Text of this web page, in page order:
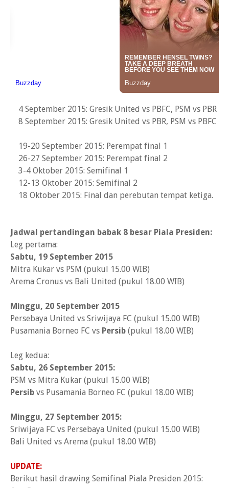
4 September 2015: Gresik United vs PBFC, PSM vs PBR
8 September 2015: Gresik United vs PBR, PSM vs PBFC
19-20 September 2015: Perempat final 1
26-27 September 2015: Perempat final 2
3-4 Oktober 2015: Semifinal 1
12-13 Oktober 2015: Semifinal 2
18 Oktober 2015: Final dan perebutan tempat ketiga.
Jadwal pertandingan babak 8 besar Piala Presiden:
Leg pertama:
Sabtu, 19 September 2015
Mitra Kukar vs PSM (pukul 15.00 WIB)
Arema Cronus vs Bali United (pukul 18.00 WIB)
Minggu, 20 September 2015
Persebaya United vs Sriwijaya FC (pukul 15.00 WIB)
Pusamania Borneo FC vs Persib (pukul 18.00 WIB)
Leg kedua:
Sabtu, 26 September 2015:
PSM vs Mitra Kukar (pukul 15.00 WIB)
Persib vs Pusamania Borneo FC (pukul 18.00 WIB)
Minggu, 27 September 2015:
Sriwijaya FC vs Persebaya United (pukul 15.00 WIB)
Bali United vs Arema (pukul 18.00 WIB)
UPDATE:
Berikut hasil drawing Semifinal Piala Presiden 2015: